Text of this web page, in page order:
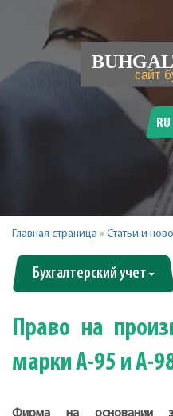
RU
Главная страница » Статьи и
Бухгалтерский учет
Право на
марки А-95 и А-